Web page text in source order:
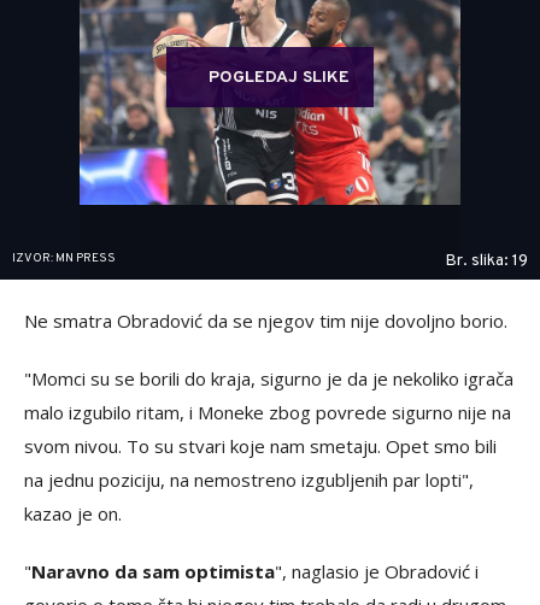
POGLEDAJ SLIKE
IZVOR: MN PRESS Br. slika: 19
Ne smatra Obradović da se njegov tim nije dovoljno borio.
"Momci su se borili do kraja, sigurno je da je nekoliko igrača
malo izgubilo ritam, i Moneke zbog povrede sigurno nije na
svom nivou. To su stvari koje nam smetaju. Opet smo bili
na jednu poziciju, na nemostreno izgubljenih par lopti",
kazao je on.
"Naravno da sam optimista", naglasio je Obradović i